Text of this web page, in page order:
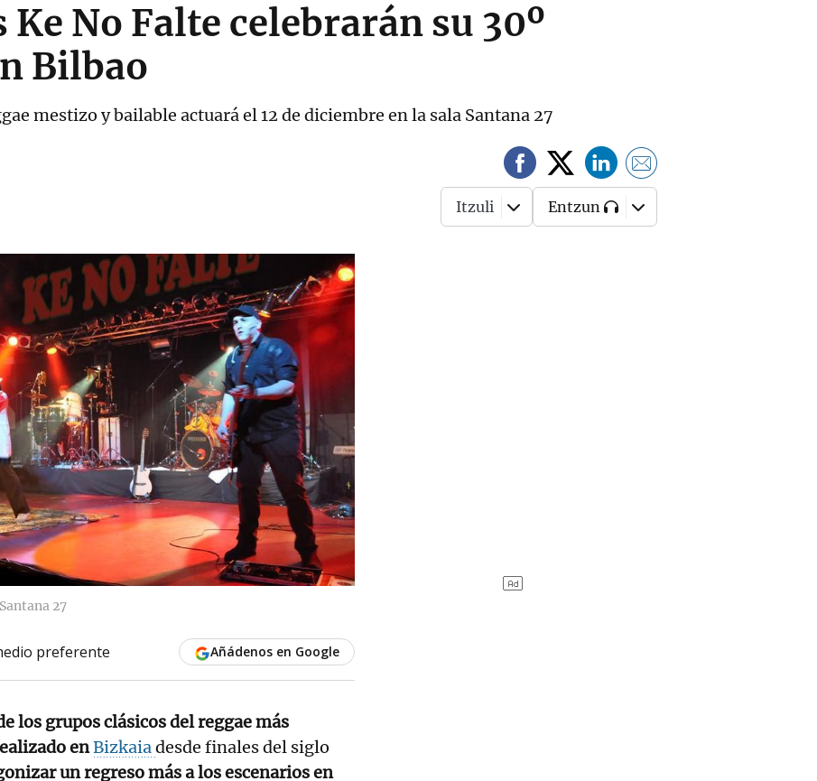
No Falte celebrarán su 30º
Bilbao
mestizo y bailable actuará el 12 de diciembre en la sala Santana 27
Itzuli Entzun
27
preferente Añádenos en Google
los grupos clásicos del reggae más
enBizkaiadesde finales del siglo
un regreso más a los escenarios en